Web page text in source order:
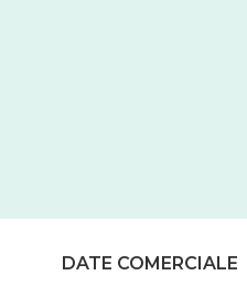
DATE COMERCIALE